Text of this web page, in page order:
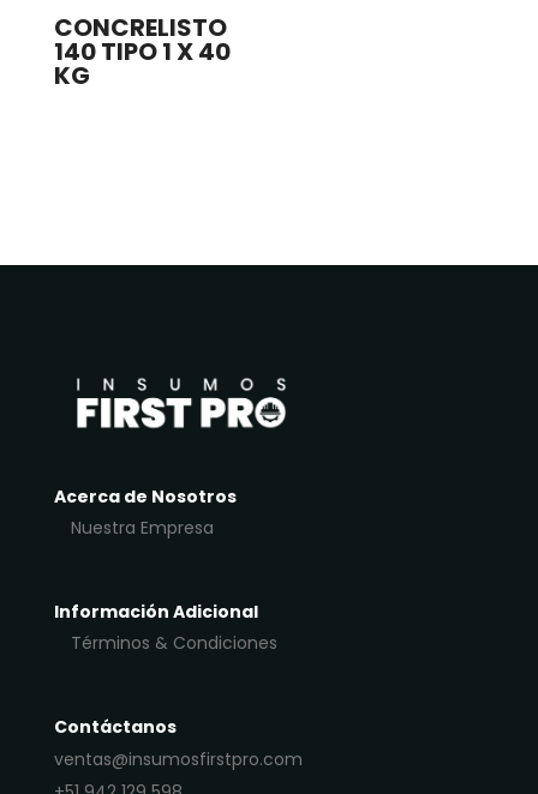
CONCRELISTO
140 TIPO 1 X 40
KG
Acerca de Nosotros
Nuestra Empresa
Información Adicional
Términos & Condiciones
Contáctanos
ventas@insumosfirstpro.com